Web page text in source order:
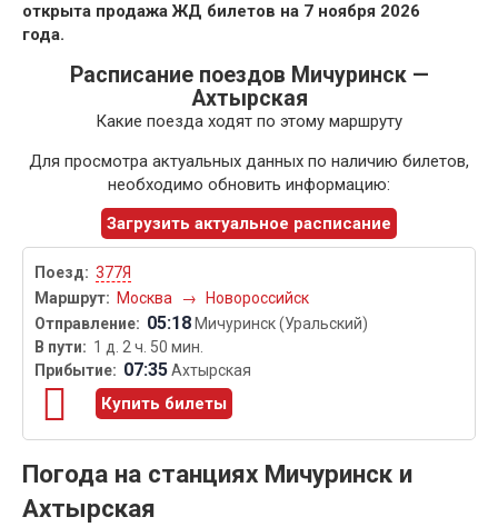
открыта продажа ЖД билетов на 7 ноября 2026
года.
Расписание поездов Мичуринск —
Ахтырская
Какие поезда ходят по этому маршруту
Для просмотра актуальных данных по наличию билетов,
необходимо обновить информацию:
Загрузить актуальное расписание
377Я
Москва
→ Новороссийск
05:18 Мичуринск (Уральский)
1 д. 2 ч. 50 мин.
07:35Ахтырская
Купить билеты
Погода на станциях Мичуринск и
Ахтырская